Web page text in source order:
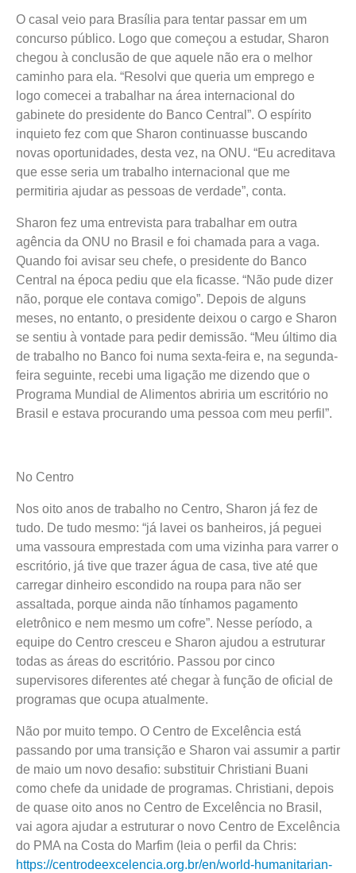
O casal veio para Brasília para tentar passar em um
concurso público. Logo que começou a estudar, Sharon
chegou à conclusão de que aquele não era o melhor
caminho para ela. “Resolvi que queria um emprego e
logo comecei a trabalhar na área internacional do
gabinete do presidente do Banco Central”. O espírito
inquieto fez com que Sharon continuasse buscando
novas oportunidades, desta vez, na ONU. “Eu acreditava
que esse seria um trabalho internacional que me
permitiria ajudar as pessoas de verdade”, conta.
Sharon fez uma entrevista para trabalhar em outra
agência da ONU no Brasil e foi chamada para a vaga.
Quando foi avisar seu chefe, o presidente do Banco
Central na época pediu que ela ficasse. “Não pude dizer
não, porque ele contava comigo”. Depois de alguns
meses, no entanto, o presidente deixou o cargo e Sharon
se sentiu à vontade para pedir demissão. “Meu último dia
de trabalho no Banco foi numa sexta-feira e, na segunda-
feira seguinte, recebi uma ligação me dizendo que o
Programa Mundial de Alimentos abriria um escritório no
Brasil e estava procurando uma pessoa com meu perfil”.
No Centro
Nos oito anos de trabalho no Centro, Sharon já fez de
tudo. De tudo mesmo: “já lavei os banheiros, já peguei
uma vassoura emprestada com uma vizinha para varrer o
escritório, já tive que trazer água de casa, tive até que
carregar dinheiro escondido na roupa para não ser
assaltada, porque ainda não tínhamos pagamento
eletrônico e nem mesmo um cofre”. Nesse período, a
equipe do Centro cresceu e Sharon ajudou a estruturar
todas as áreas do escritório. Passou por cinco
supervisores diferentes até chegar à função de oficial de
programas que ocupa atualmente.
Não por muito tempo. O Centro de Excelência está
passando por uma transição e Sharon vai assumir a partir
de maio um novo desafio: substituir Christiani Buani
como chefe da unidade de programas. Christiani, depois
de quase oito anos no Centro de Excelência no Brasil,
vai agora ajudar a estruturar o novo Centro de Excelência
do PMA na Costa do Marfim (leia o perfil da Chris:
https://centrodeexcelencia.org.br/en/world-humanitarian-